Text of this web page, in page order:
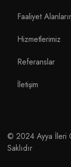
Faaliyet
Hizmetlerimiz
Referanslar
İletişim
© 2024 Ayya İleri
Saklıdır